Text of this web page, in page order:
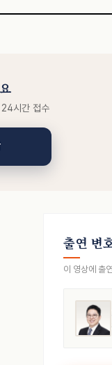
24시간 접수
출연 변
이 영상에 출